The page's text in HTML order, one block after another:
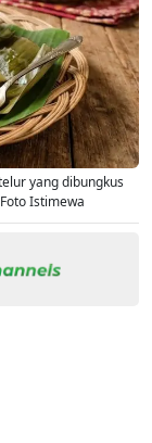
yang dibungkus
Istimewa